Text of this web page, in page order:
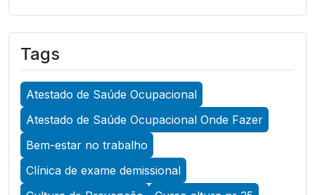
A Importância do Atestado de Saúde
Ocupacional para Garantir a Segurança no
Trabalho
A Importância do Atestado de Saúde
Ocupacional para Promover a Segurança no
Trabalho
A Importância do Exame Admissional para
Garantir a Saúde Ocupacional Eficiente
A Importância do Exame ASO para Garantir a
Tags
Atestado de Saúde Ocupacional
Atestado de Saúde Ocupacional Onde Fazer
Bem-estar no trabalho
Clínica de exame demissional